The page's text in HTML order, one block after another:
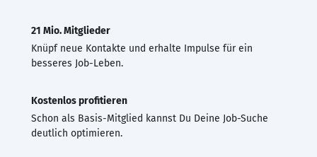
21 Mio. Mitglieder
Knüpf neue Kontakte und erhalte Impulse für ein
besseres Job-Leben.
Kostenlos profitieren
Schon als Basis-Mitglied kannst Du Deine Job-Suche
deutlich optimieren.